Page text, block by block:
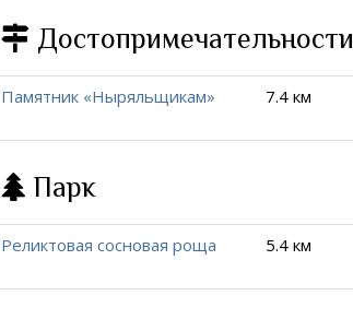
Достопримечательности
Памятник «Ныряльщикам» 7.4 км
Парк
Реликтовая сосновая роща 5.4 км